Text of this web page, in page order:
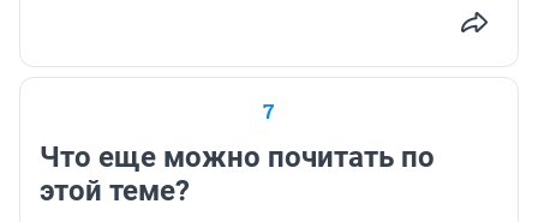
7
Что еще можно почитать по
этой теме?